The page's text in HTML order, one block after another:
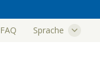
FAQ Sprache